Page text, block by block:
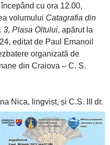
cu ora 12.00,
volumului Catagrafia din
3, Plasa Oltului, apărut la
editat de Paul Emanoil
organizată de
din Craiova – C. S.
Nica, lingvist, și C.S. III dr.